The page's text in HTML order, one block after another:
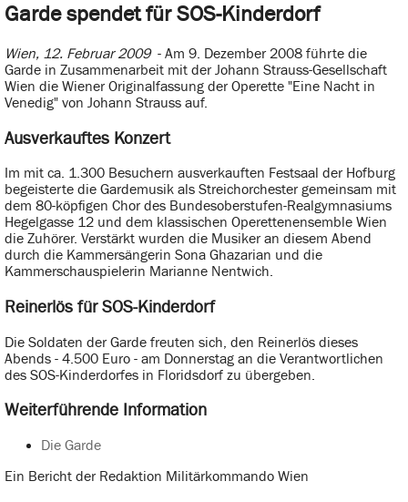
Garde spendet für SOS-Kinderdorf
Wien, 12. Februar 2009 - Am 9. Dezember 2008 führte die
Garde in Zusammenarbeit mit der Johann Strauss-Gesellschaft
Wien die Wiener Originalfassung der Operette "Eine Nacht in
Venedig" von Johann Strauss auf.
Ausverkauftes Konzert
Im mit ca. 1.300 Besuchern ausverkauften Festsaal der Hofburg
begeisterte die Gardemusik als Streichorchester gemeinsam mit
dem 80-köpfigen Chor des Bundesoberstufen-Realgymnasiums
Hegelgasse 12 und dem klassischen Operettenensemble Wien
die Zuhörer. Verstärkt wurden die Musiker an diesem Abend
durch die Kammersängerin Sona Ghazarian und die
Kammerschauspielerin Marianne Nentwich.
Reinerlös für SOS-Kinderdorf
Die Soldaten der Garde freuten sich, den Reinerlös dieses
Abends - 4.500 Euro - am Donnerstag an die Verantwortlichen
des SOS-Kinderdorfes in Floridsdorf zu übergeben.
Weiterführende Information
Die Garde
Ein Bericht der Redaktion Militärkommando Wien